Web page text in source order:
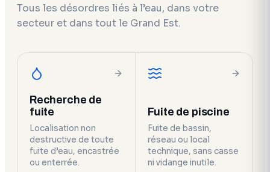
Tous les désordres liés à l’eau, dans votre
secteur et dans tout le Grand Est.
Recherche de
fuite
Localisation non
destructive de toute
fuite d’eau, encastrée
ou enterrée.
Fuite de piscine
Fuite de bassin,
réseau ou local
technique, sans casse
ni vidange inutile.